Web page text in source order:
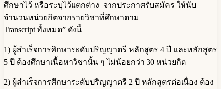
ศึกษาไว้ หรือระบุไว้แตกต่าง จากประกาศรับสมัคร ให้นับ
จำนวนหน่วยกิตจากรายวิชาที่ศึกษาตาม
Transcript ทั้งหมด” ดังนี้
1) ผู้สำเร็จการศึกษาระดับปริญญาตรี หลักสูตร 4 ปี และหลักสูตร
5 ปี ต้องศึกษาเนื้อหาวิชานั้น ๆ ไม่น้อยกว่า 30 หน่วยกิต
2) ผู้สำเร็จการศึกษาระดับปริญญาตรี 2 ปี หลักสูตรต่อเนื่อง ต้อง